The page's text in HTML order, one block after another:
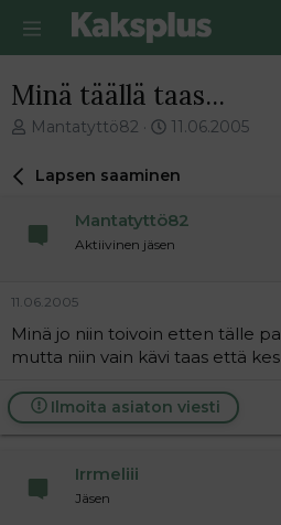
Minä täällä taas...
V
e
i
u
n
l
o
i
t
a
Mantatyttö82
E
s
m
ä
n
v
e
s
t
11.06.2005
Lapsen saaminen
Mantatyttö82
Aktiivinen jäsen
11.06.2005
Minä jo niin toivoin etten tälle
mutta niin vain kävi taas että
Ilmoita asiaton viesti
Irrmeliii
Jäsen